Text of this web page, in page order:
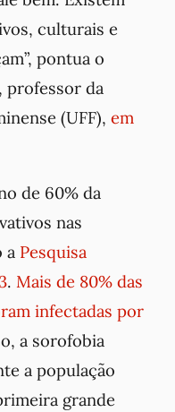
culturais e
pontua o
professor da
(UFF), em
de 60% da
nas
a Pesquisa
. Mais de 80% das
infectadas por
a sorofobia
a população
grande